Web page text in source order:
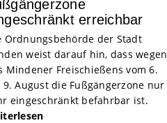
erreichbar
Ordnungsbehörde der Stadt
weist darauf hin, dass wegen
Mindener Freischießens vom 6.
9. August die Fußgängerzone nur
eingeschränkt befahrbar ist.